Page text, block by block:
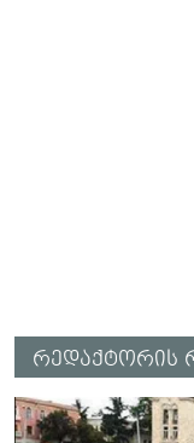
რედაქტორის